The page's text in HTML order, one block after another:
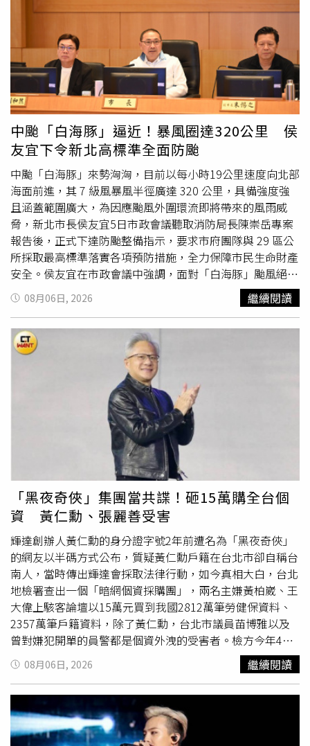
行情參考，協助使用者快速了解周邊價格概況。平台表示，
所有查詢資料皆以政府公開資料庫更新內容為依據，實際資
訊仍應以政府最新公告資料為準。實價雷達推LINE查詢工
具，民眾看房查實價登錄免留個資。（圖片提供／實價雷
達）除了成交行情外，近年不少購屋族也開始重視住宅周邊
環境資訊，例如土壤液化、淹水潛勢及活動斷層等公開圖
資。平台進一步整合相關政府公開資料，讓民眾在查詢地址
時，也能同步了解周邊環境資訊，作為購屋評估時的參考依
據。相關內容皆引用政府公開圖資，不代表對房屋安全性作
出保證，仍建議消費者搭配專業評估與現場勘查。實價雷達
執行長張紘甡表示，近年不少民眾習慣先自行蒐集資訊，再
決定是否安排賞屋，希望降低資訊不對稱帶來的不確定性，
因此團隊將查詢流程整合至 LINE，希望讓民眾利用熟悉的
通訊工具，就能快速取得公開房市資訊，而不必經過繁瑣的
註冊程序。實價雷達推LINE查詢工具，民眾看房查實價登
錄免留個資。（圖片提供／實價雷達）張紘甡指出，資訊透
明已成為房市發展的重要方向，數位工具若能兼顧便利性與
個人資料保護，有助於提升民眾自主查詢意願，也讓消費者
在蒐集資訊階段能擁有更多主導權。他表示，平台設計以提
供公開資訊查詢工具為定位，不涉及仲介媒合服務，希望協
助民眾建立更完整的房屋資訊參考。觀察近年消費者使用習
慣，LINE已成為民眾最常使用的通訊工具之一，不少生活
服務也逐漸整合至 LINE 平台，降低下載多個 App 的需求。
市場人士認為，若房屋資訊查詢工具能結合民眾熟悉的使用
介面，並兼顧個資保護與資訊透明，將有機會成為賞屋及購
屋流程中的輔助工具之一。實價雷達表示，未來將持續依據
政府公開資料更新查詢內容，協助使用者掌握房屋實價登錄
資訊及相關公開環境圖資，讓民眾在購屋前能取得更多公開
資訊作為參考。更多相關資訊可搜尋「實價雷達」官方網站
。
中颱「白海豚」逼近！暴風圈達320公里 侯
友宜下令新北高標準全面防颱
中颱「白海豚」來勢洶洶，目前以每小時19公里速度向北部
海面前進，其 7 級風暴風半徑廣達 320 公里，具備強度強
且涵蓋範圍廣大，為因應颱風外圍環流即將帶來的風雨威
脅，新北市長侯友宜5日市政會議聽取消防局長陳崇岳專案
報告後，正式下達防颱整備指示，要求市府團隊與 29 區公
所採取最高標準落實各項預防措施，全力保障市民生命財產
安全。侯友宜在市政會議中強調，面對「白海豚」颱風絕不
能掉以輕心，指示各局處與各區公所立即展開動員。除了針
對轄內易受災區域、重大工程及公共設施進行全面巡檢與預
防性加固外，因應週五起沿海地區可能出現的強陣風，工務
局與農業局等相關單位應持續針對工地鷹架、廣告招牌、圍
籬、塔吊及路樹進行嚴密巡檢與強固，同時通報沿岸船隻注
意最新動向；針對週六、日山區預估的大雨至豪雨等級降
雨，相關單位須密切監視道路與坡地狀況以利即時應變，市
區則須嚴密監視積排水情形，做好萬全準備。新北市政府也
呼籲市民勿掉以輕心，應趁風雨尚未明顯前儘早完成居家防
颱準備，包括清理自家陽台排水口及固定外懸掛物。週末期
間請市民儘量避免前往海邊觀浪、釣魚，或進入山區從事任
何戶外活動。有關「白海豚」颱風最新動態及新北市各項防
災應變訊息，市府將隨時透過「我的新北市」Facebook 粉
絲專頁、LINE 官方帳號 及「新北災訊 E 點通」發布，請市
民多加留意。
08月06日, 2026 繼續閱讀
「黑夜奇俠」集團當共諜！砸15萬購全台個
資 黃仁勳、張麗善受害
輝達創辦人黃仁勳的身分證字號2年前遭名為「黑夜奇俠」
的網友以半碼方式公布，質疑黃仁勳戶籍在台北市卻自稱台
南人，當時傳出輝達會採取法律行動，如今真相大白，台北
地檢署查出一個「暗網個資採購團」，兩名主嫌黃柏崴、王
大偉上駭客論壇以15萬元買到我國2812萬筆勞健保資料、
2357萬筆戶籍資料，除了黃仁勳，台北市議員苗博雅以及
曾對嫌犯開單的員警都是個資外洩的受害者。檢方今年4月
偵辦個資法案件，搜索約談台北市警局中正二分局南海派出
所女警曾芃扉，經追查確認，她也跟這個暗網個資犯罪集團
有關，男友黃頤楷與主嫌黃柏崴是堂兄弟，因此利用這段關
係，委由曾芃扉代查車主個資，並兩度行賄現金1000元，
不過曾芃扉都拒絕。暗網個資團還有第三條線，承辦檢察官
李安兒查出，雲林縣長張麗善2024年6月出訪日本的行程全
08月06日, 2026 繼續閱讀